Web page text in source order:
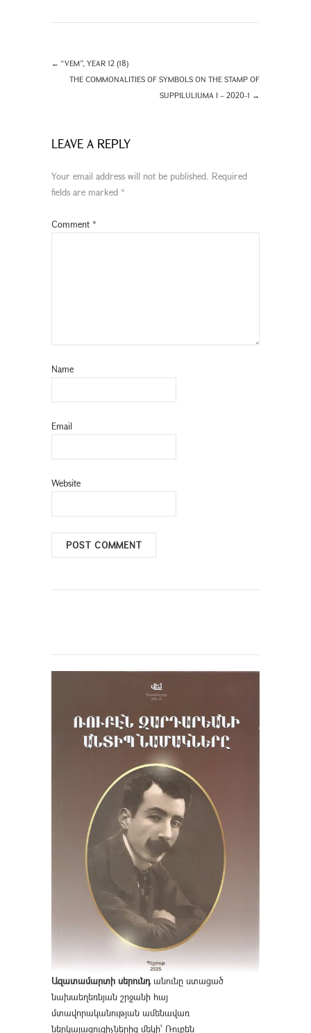
← “VEM”, YEAR 12 (18)
THE COMMONALITIES OF SYMBOLS ON THE STAMP OF
SUPPILULIUMA I – 2020-1 →
LEAVE A REPLY
Your email address will not be published. Required
fields are marked *
Comment *
Name
Email
Website
Ազատամարտի սերունդանունը ստացած
նախաեղեռնյան շրջանի հայ
մտավորականության ամենավառ
ներկայացուցիչներից մեկի՝ Ռուբեն